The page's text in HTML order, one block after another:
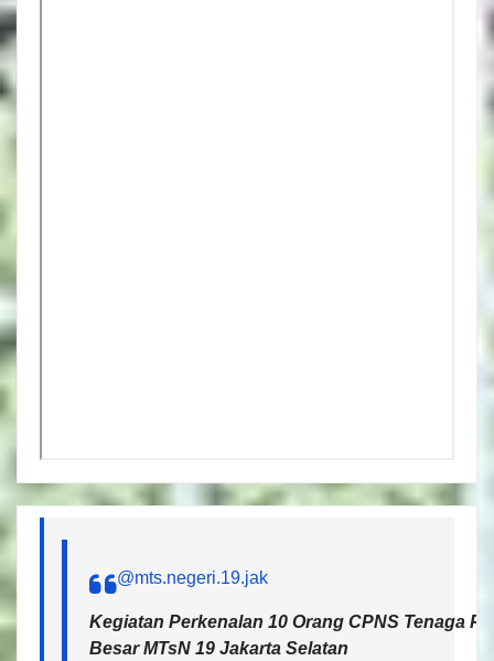
@mts.negeri.19.jak
Kegiatan Perkenalan 10 Orang CPNS Tenaga
Besar MTsN 19 Jakarta Selatan